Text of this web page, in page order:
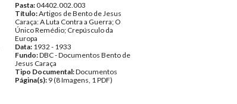
Pasta:04402.002.003
Título:Artigos de Bento de Jesus
Caraça: A Luta Contra a Guerra; O
Único Remédio; Crepúsculo da
Europa
Data: 1932 - 1933
Fundo:DBC - Documentos Bento de
Jesus Caraça
Tipo Documental:Documentos
Página(s): 9 (8 Imagens, 1 PDF)